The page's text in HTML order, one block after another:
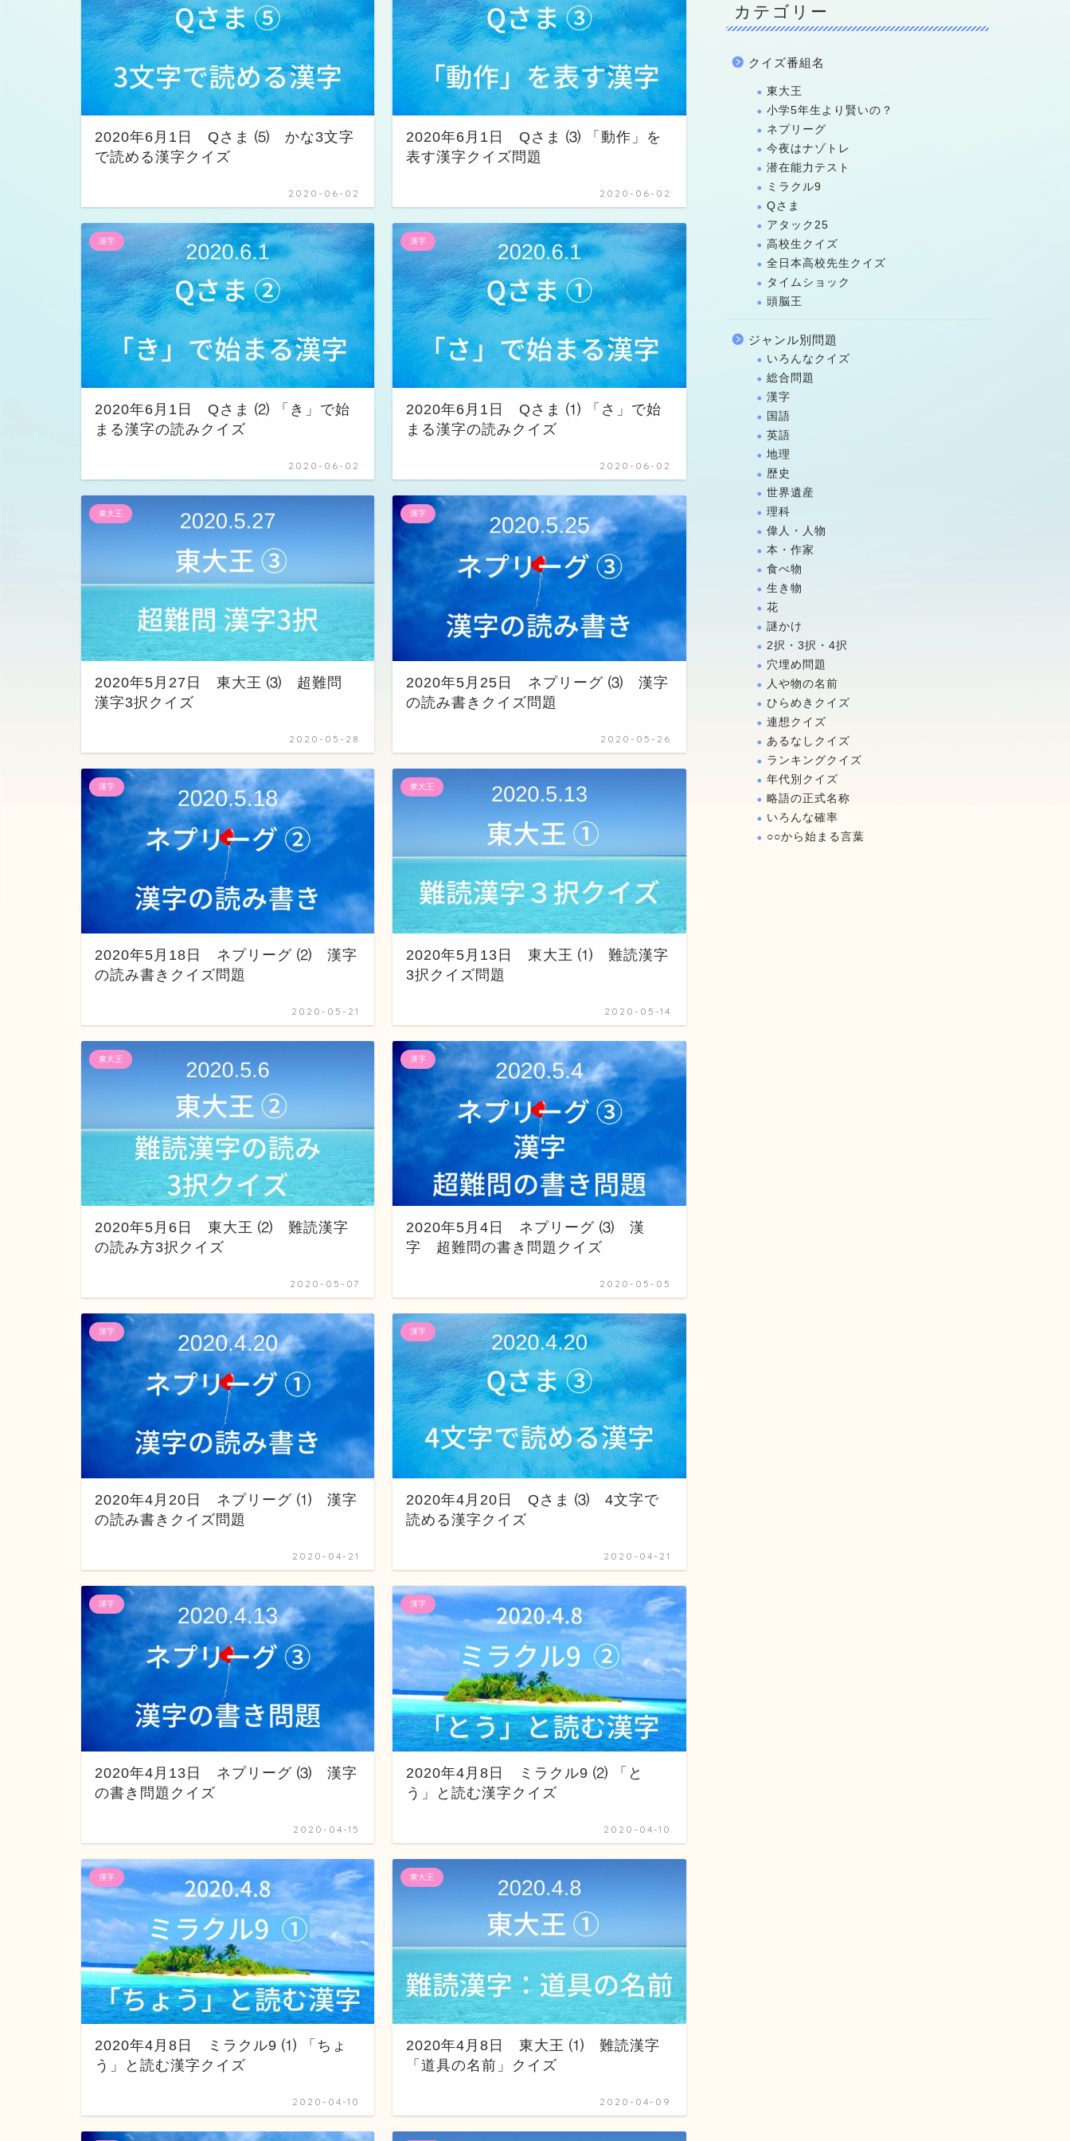
2020年6月1日 Qさま ⑸ かな3文字
で読める漢字クイズ
2020-06-02
2020年6月1日 Qさま ⑶ 「動作」を
表す漢字クイズ問題
2020-06-02
漢字
2020年6月1日 Qさま ⑵ 「き」で始
まる漢字の読みクイズ
2020-06-02
漢字
2020年6月1日 Qさま ⑴ 「さ」で始
まる漢字の読みクイズ
2020-06-02
東大王
2020年5月27日 東大王 ⑶ 超難問
漢字3択クイズ
2020-05-28
漢字
2020年5月25日 ネプリーグ ⑶ 漢字
の読み書きクイズ問題
2020-05-26
漢字
2020年5月18日 ネプリーグ ⑵ 漢字
の読み書きクイズ問題
2020-05-21
東大王
2020年5月13日 東大王 ⑴ 難読漢字
3択クイズ問題
2020-05-14
東大王
2020年5月6日 東大王 ⑵ 難読漢字
の読み方3択クイズ
2020-05-07
漢字
2020年5月4日 ネプリーグ ⑶ 漢
字 超難問の書き問題クイズ
2020-05-05
漢字
2020年4月20日 ネプリーグ ⑴ 漢字
の読み書きクイズ問題
2020-04-21
漢字
2020年4月20日 Qさま ⑶ 4文字で
読める漢字クイズ
2020-04-21
漢字
2020年4月13日 ネプリーグ ⑶ 漢字
の書き問題クイズ
2020-04-15
漢字
2020年4月8日 ミラクル9 ⑵ 「と
う」と読む漢字クイズ
2020-04-10
漢字
2020年4月8日 ミラクル9 ⑴ 「ちょ
う」と読む漢字クイズ
2020-04-10
東大王
2020年4月8日 東大王 ⑴ 難読漢字
「道具の名前」クイズ
2020-04-09
カテゴリー
クイズ番組名
東大王
小学5年生より賢いの？
ネプリーグ
今夜はナゾトレ
潜在能力テスト
ミラクル9
Qさま
アタック25
高校生クイズ
全日本高校先生クイズ
タイムショック
頭脳王
ジャンル別問題
いろんなクイズ
総合問題
漢字
国語
英語
地理
歴史
世界遺産
理科
偉人・人物
本・作家
食べ物
生き物
花
謎かけ
2択・3択・4択
穴埋め問題
人や物の名前
ひらめきクイズ
連想クイズ
あるなしクイズ
ランキングクイズ
年代別クイズ
略語の正式名称
いろんな確率
○○から始まる言葉